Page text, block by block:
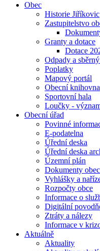
Obec
Historie Jiříkovic
Zastupitelstvo
Granty a dotace
Dotace
Odpady a
Poplatky
Mapový portál
Obecní knihovna
Sportovní hala
Loučky -
Obecní úřad
Povinné
E-podatelna
Úřední deska
Úřední deska
Územní plán
Dokumenty
Vyhlášky a
Rozpočty obce
Informace o
Digitální
Ztráty a nálezy
Informace v
Aktuálně
Aktuality